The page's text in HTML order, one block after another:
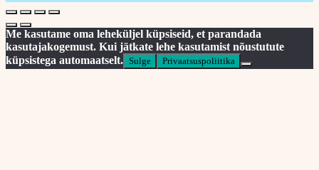
Me kasutame oma leheküljel küpsiseid, et parandada
kasutajakogemust. Kui jätkate lehe kasutamist nõustutute
küpsistega automaatselt. Sulge Privaatsuspoliitika